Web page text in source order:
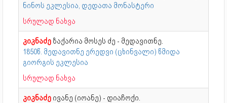
ნინოს ეკლესია, დედათა მონასტერი
სრულად ნახვა
კიკნაძე ზაქარია მოსეს ძე - მედავითნე.
1850წ. მედავითნე ერედვი (ცხინვალი) წმიდა
გიორგის ეკლესია
სრულად ნახვა
კიკნაძე ივანე (იოანე) - დიაჩოქი.